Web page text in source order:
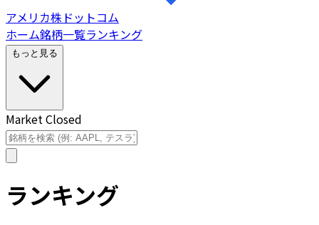
アメリカ株ドットコム
ホーム銘柄一覧ランキング
もっと見る
Market Closed
ランキング